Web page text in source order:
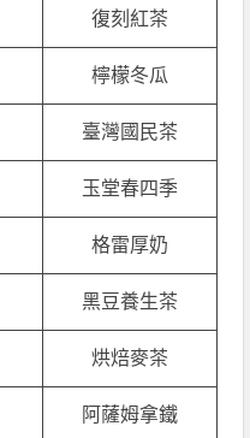
復刻紅茶
檸檬冬瓜
臺灣國民茶
玉堂春四季
格雷厚奶
黑豆養生茶
烘焙麥茶
阿薩姆拿鐵